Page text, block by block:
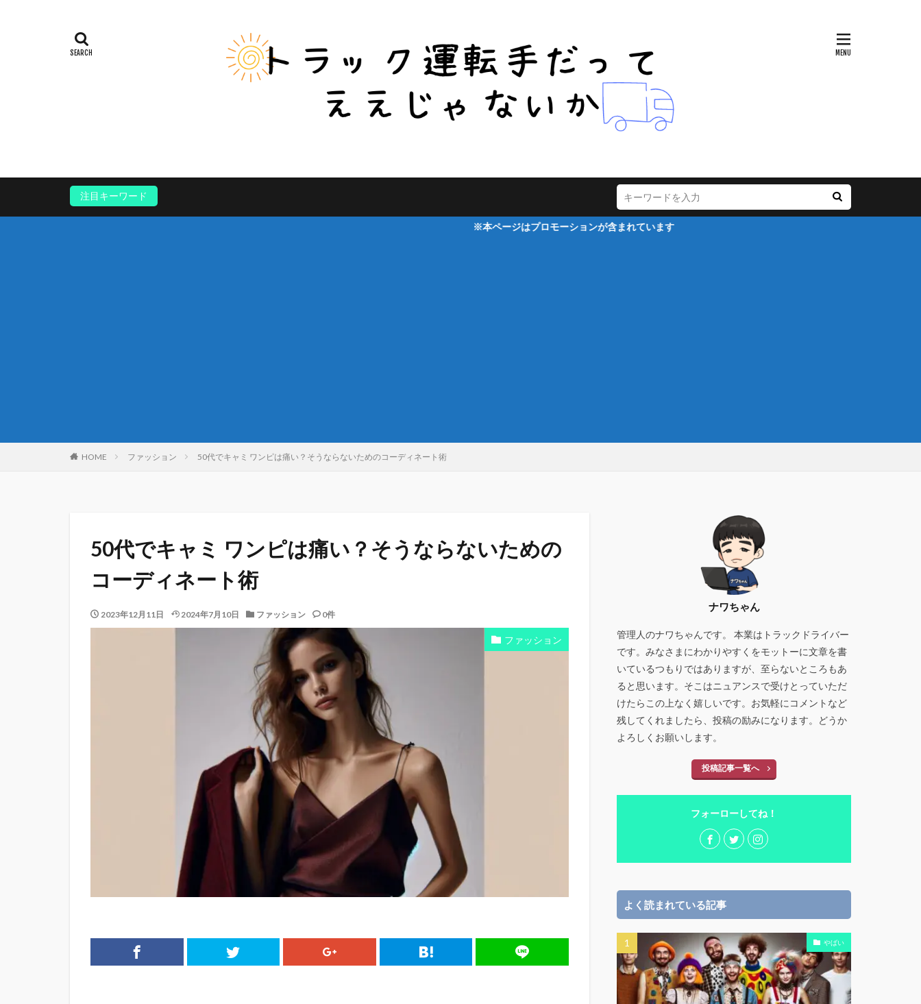
注目キーワード
※本ページはプロモーションが含まれています
HOME ファッション 50代でキャミ ワンピは痛い？そうならないためのコーディネート術
50代でキャミ ワンピは痛い？そうならないための
コーディネート術
2023年12月11日 2024年7月10日 ファッション 0件
ファッション
ナワちゃん
管理人のナワちゃんです。 本業はトラックドライバー
です。みなさまにわかりやすくをモットーに文章を書
いているつもりではありますが、至らないところもあ
ると思います。そこはニュアンスで受けとっていただ
けたらこの上なく嬉しいです。お気軽にコメントなど
残してくれましたら、投稿の励みになります。どうか
よろしくお願いします。
投稿記事一覧へ
フォーローしてね！
よく読まれている記事
やばい